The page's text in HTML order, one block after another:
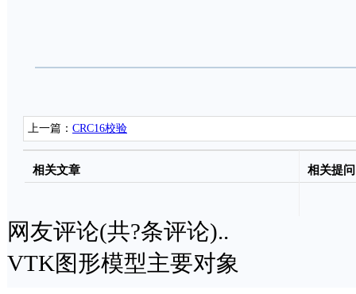
上一篇： CRC16校验
相关文章 相关提问
网友评论(共?条评论)..
VTK图形模型主要对象